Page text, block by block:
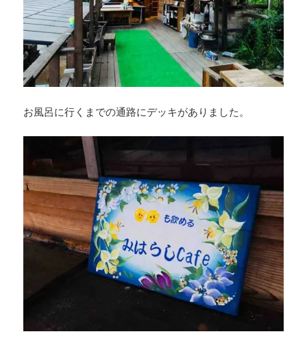
お風呂に行くまでの通路にデッキがありました。